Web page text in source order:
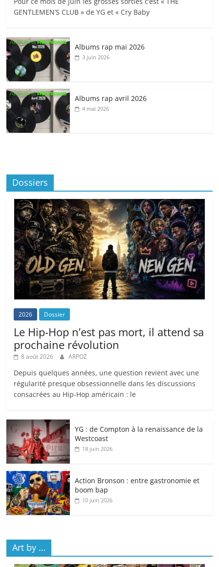
GENTLEMEN’S CLUB » de YG et « Cry Baby
Albums rap mai 2026
3 juin 2026
Albums rap avril 2026
4 mai 2026
Dossiers
2026 Dossier
Le Hip-Hop n’est pas mort, il attend sa
prochaine révolution
8 août 2026 ARPOZ
Depuis quelques années, une question revient avec une
régularité presque obsessionnelle dans les discussions
consacrées au Hip-Hop américain : le
YG : de Compton à la renaissance de la
Westcoast
18 juin 2026
Action Bronson : entre gastronomie et
boom bap
10 juin 2026
Art by …